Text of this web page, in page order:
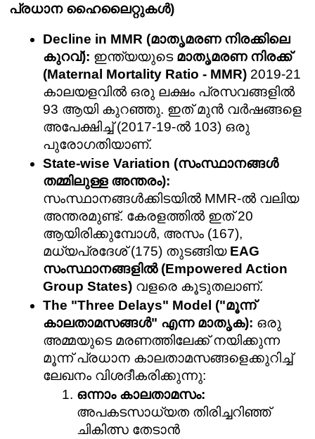
പ്രധാന ഹൈലൈറ്റുകൾ)
Decline in MMR (മാതൃമരണ നിരക്കിലെ
കുറവ്): ഇന്ത്യയുടെ മാതൃമരണ നിരക്ക്
(Maternal Mortality Ratio - MMR) 2019-21
കാലയളവിൽ ഒരു ലക്ഷം പ്രസവങ്ങളിൽ
93 ആയി കുറഞ്ഞു. ഇത് മുൻ വർഷങ്ങളെ
അപേക്ഷിച്ച് (2017-19-ൽ 103) ഒരു
പുരോഗതിയാണ്.
State-wise Variation (സംസ്ഥാനങ്ങൾ
തമ്മിലുള്ള അന്തരം):
സംസ്ഥാനങ്ങൾക്കിടയിൽ MMR-ൽ വലിയ
അന്തരമുണ്ട്. കേരളത്തിൽ ഇത് 20
ആയിരിക്കുമ്പോൾ, അസം (167),
മധ്യപ്രദേശ് (175) തുടങ്ങിയ EAG
സംസ്ഥാനങ്ങളിൽ (Empowered Action
Group States) വളരെ കൂടുതലാണ്.
The "Three Delays" Model ("മൂന്ന്
കാലതാമസങ്ങൾ" എന്ന മാതൃക): ഒരു
അമ്മയുടെ മരണത്തിലേക്ക് നയിക്കുന്ന
മൂന്ന് പ്രധാന കാലതാമസങ്ങളെക്കുറിച്ച്
ലേഖനം വിശദീകരിക്കുന്നു:
ഒന്നാം കാലതാമസം:
അപകടസാധ്യത തിരിച്ചറിഞ്ഞ്
ചികിത്സ തേടാൻ